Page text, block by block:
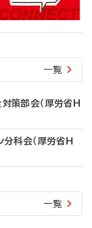
一覧
策部会（厚労省H
科会（厚労省H
一覧